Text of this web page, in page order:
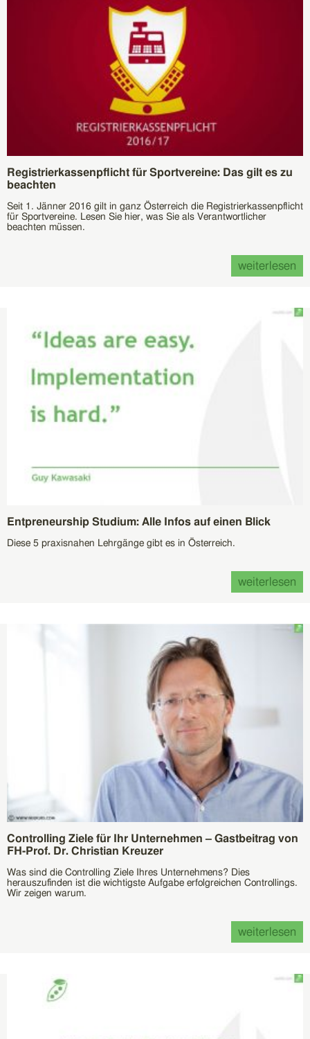
Registrierkassenpflicht für Sportvereine: Das gilt es zu
beachten
Seit 1. Jänner 2016 gilt in ganz Österreich die Registrierkassenpflicht
für Sportvereine. Lesen Sie hier, was Sie als Verantwortlicher
beachten müssen.
weiterlesen
Entpreneurship Studium: Alle Infos auf einen Blick
Diese 5 praxisnahen Lehrgänge gibt es in Österreich.
weiterlesen
Controlling Ziele für Ihr Unternehmen – Gastbeitrag von
FH-Prof. Dr. Christian Kreuzer
Was sind die Controlling Ziele Ihres Unternehmens? Dies
herauszufinden ist die wichtigste Aufgabe erfolgreichen Controllings.
Wir zeigen warum.
weiterlesen